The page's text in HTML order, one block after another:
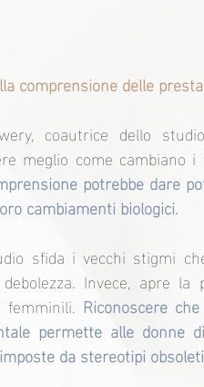
comprensione delle
coautrice dello
potrebbe dare
cambiamenti biologici.
sfida i vecchi stigmi
Invece, apre
femminili. Riconoscere
permette alle
da stereotipi